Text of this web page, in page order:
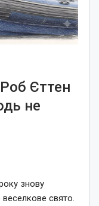
Єттен
не
знову
веселкове свято.